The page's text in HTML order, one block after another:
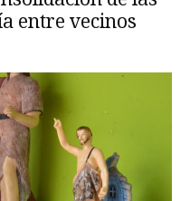
entre vecinos